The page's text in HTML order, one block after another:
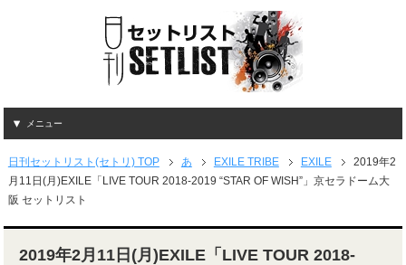
メニュー
日刊セットリスト(セトリ) TOP あ EXILE TRIBE EXILE
2019年2
月11日(月)EXILE「LIVE TOUR 2018-2019 “STAR OF WISH”」京セラドーム大
阪 セットリスト
2019年2月11日(月)EXILE「LIVE TOUR 2018-